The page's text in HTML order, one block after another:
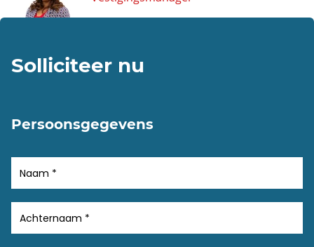
Solliciteer nu
Persoonsgegevens